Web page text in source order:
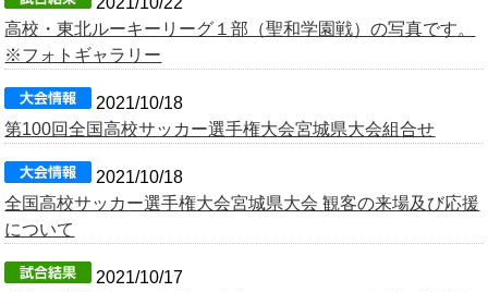
高校・東北ルーキーリーグ１部（聖和学園戦）の写真です。
※フォトギャラリー
2021/10/18
第100回全国高校サッカー選手権大会宮城県大会組合せ
2021/10/18
全国高校サッカー選手権大会宮城県大会 観客の来場及び応援
について
2021/10/17